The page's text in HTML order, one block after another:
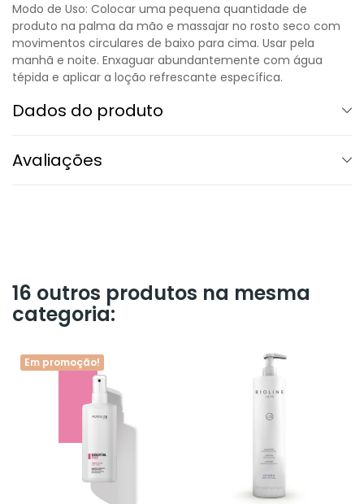
Modo de Uso: Colocar uma pequena quantidade de
produto na palma da mão e massajar no rosto seco com
movimentos circulares de baixo para cima. Usar pela
manhã e noite. Enxaguar abundantemente com água
tépida e aplicar a loção refrescante específica.
Dados do produto
Avaliações
16 outros produtos na mesma
categoria:
Em promoção!